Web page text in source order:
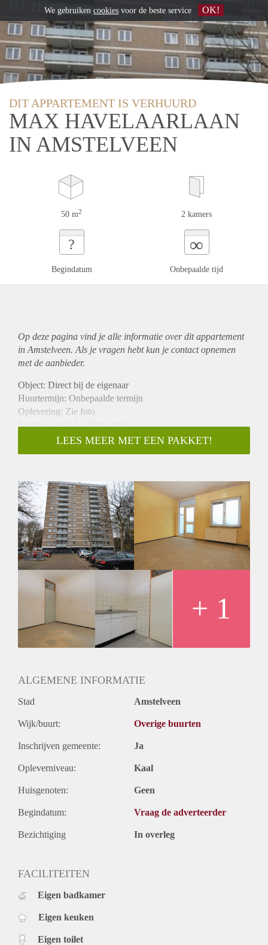
DIT APPARTEMENT IS VERHUURD
MAX HAVELAARLAAN
IN AMSTELVEEN
50 m2 2 kamers
?
Begindatum
∞
Onbepaalde tijd
Op deze pagina vind je alle informatie over ditappartement
in Amstelveen. Als je vragen hebt kun je contact opnemen
met de aanbieder.
Object: Direct bij de eigenaar
Huurtermijn: Onbepaalde termijn
Oplevering: Zie foto
Inkomen eis:3,1 x Bruto huur
Garantiestelling mogelijk: Ja
Borg: 1 Maand
Huisdieren toegestaan: Afhankelijk van de Eigenaar
Huurtoeslag grens: Nee
Geschikt voor studenten: Afhankelijk van de Eigenaar
LEES MEER MET EEN PAKKET!
+ 1
ALGEMENE INFORMATIE
Stad Amstelveen
Wijk/buurt: Overige buurten
Inschrijven gemeente: Ja
Opleverniveau: Kaal
Huisgenoten: Geen
Begindatum: Vraag de adverteerder
Bezichtiging In overleg
FACILITEITEN
Eigen badkamer
Eigen keuken
Eigen toilet
We gebruiken cookies voor de beste service OK!